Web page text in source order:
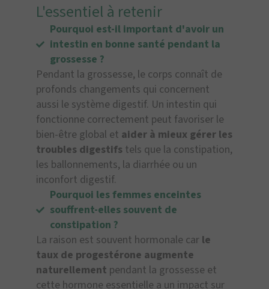
L'essentiel à retenir
Pourquoi est-il important d'avoir un
intestin en bonne santé pendant la
grossesse ?
Pendant la grossesse, le corps connaît de
profonds changements qui concernent
aussi le système digestif. Un intestin qui
fonctionne correctement peut favoriser le
bien-être global et aider à mieux gérer les
troubles digestifs tels que la constipation,
les ballonnements, la diarrhée ou un
inconfort digestif.
Pourquoi les femmes enceintes
souffrent-elles souvent de
constipation ?
La raison est souvent hormonale car le
taux de progestérone augmente
naturellement pendant la grossesse et
cette hormone essentielle a un impact sur